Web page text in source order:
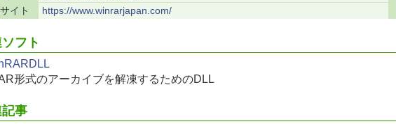
イト
https://www.winrarjapan.com/
フト
形式のアーカイブを解凍するためのDLL
事